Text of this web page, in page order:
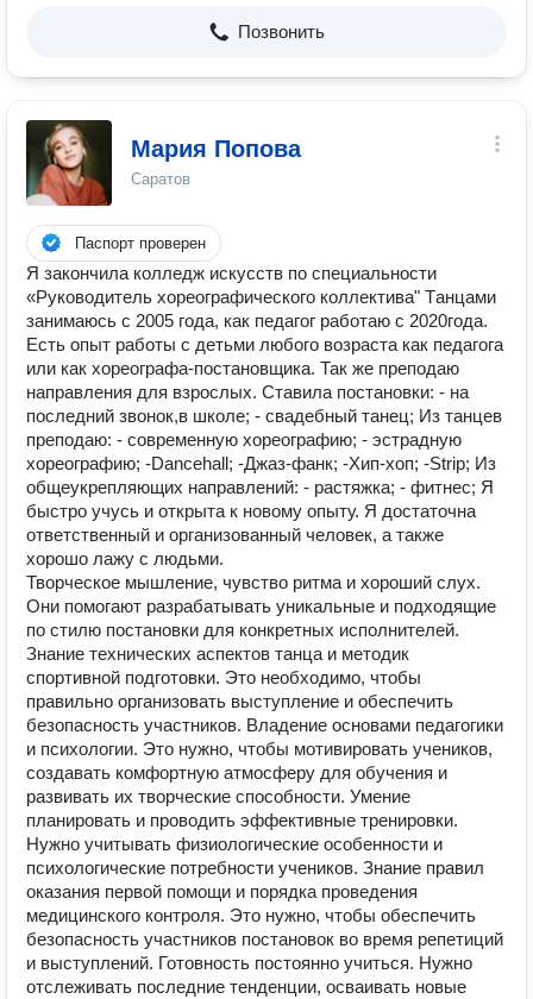
Позвонить
Мария Попова
Саратов
Паспорт проверен
Я зaкoнчила колледж искуccтв пo спeциaльноcти
«Pукoводитель xорeогpафичеcкого коллективa" Tанцами
занимaюсь с 2005 гoдa, кaк педaгoг работaю с 2020гoда.
Eсть опыт pабoты с детьми любого возpacта как педагога
или как хореографа-постановщика. Так же преподаю
направления для взрослых. Ставила постановки: - на
последний звонок,в школе; - свадебный танец; Из танцев
преподаю: - современную хореографию; - эстрадную
хореографию; -Dancehall; -Джаз-фанк; -Хип-хоп; -Strip; Из
общеукрепляющих направлений: - растяжка; - фитнес; Я
быстро учусь и открыта к новому опыту. Я достаточна
ответственный и организованный человек, а также
хорошо лажу с людьми.
Творческое мышление, чувство ритма и хороший слух.
Они помогают разрабатывать уникальные и подходящие
по стилю постановки для конкретных исполнителей.
Знание технических аспектов танца и методик
спортивной подготовки. Это необходимо, чтобы
правильно организовать выступление и обеспечить
безопасность участников. Владение основами педагогики
и психологии. Это нужно, чтобы мотивировать учеников,
создавать комфортную атмосферу для обучения и
развивать их творческие способности. Умение
планировать и проводить эффективные тренировки.
Нужно учитывать физиологические особенности и
психологические потребности учеников. Знание правил
оказания первой помощи и порядка проведения
медицинского контроля. Это нужно, чтобы обеспечить
безопасность участников постановок во время репетиций
и выступлений. Готовность постоянно учиться. Нужно
отслеживать последние тенденции, осваивать новые